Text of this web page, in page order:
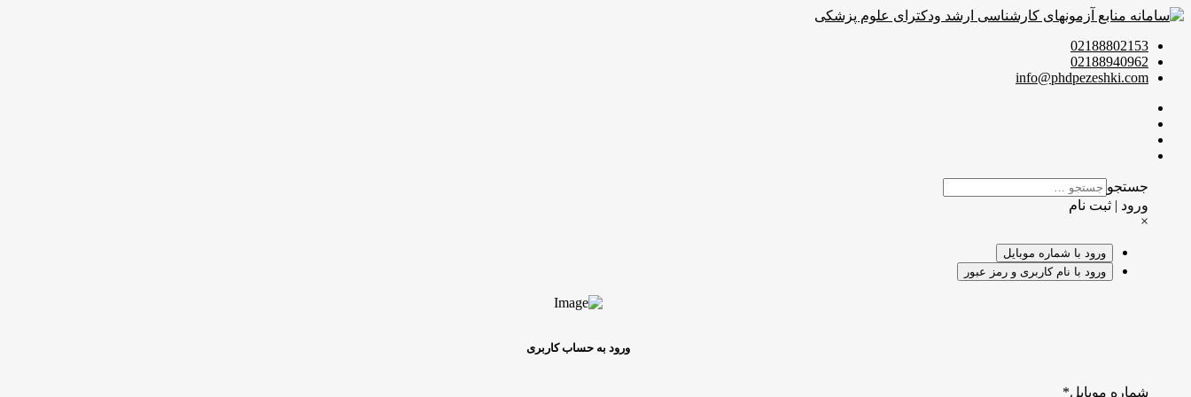
02188802153
02188940962
info@phdpezeshki.com
جستجو
ورود | ثبت نام
×
ورود با شماره موبایل
ورود با نام کاربری و رمز عبور
ورود به حساب کاربری
شماره موبایل*